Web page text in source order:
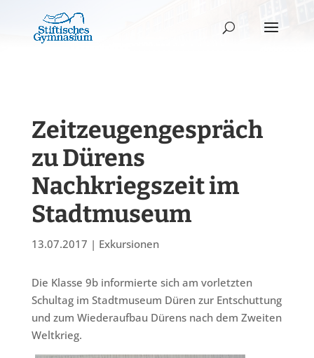
Zeitzeugengespräch
zu Dürens
Nachkriegszeit im
Stadtmuseum
13.07.2017 | Exkursionen
Die Klasse 9b informierte sich am vorletzten
Schultag im Stadtmuseum Düren zur Entschuttung
und zum Wiederaufbau Dürens nach dem Zweiten
Weltkrieg.